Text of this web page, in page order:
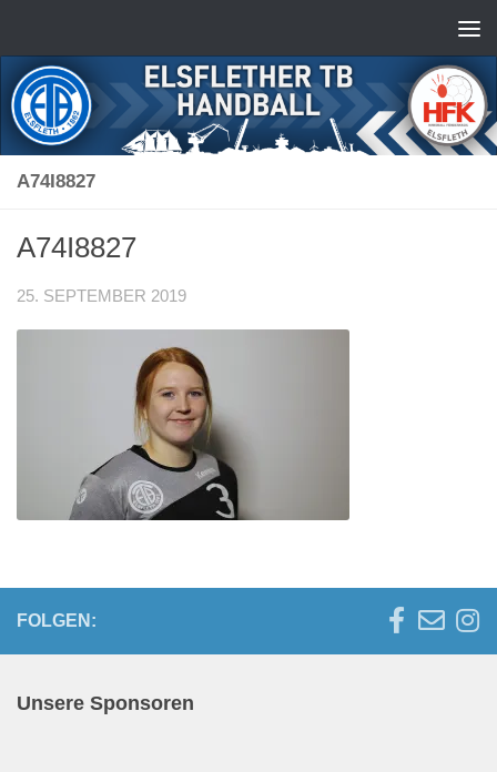
A74I8827
A74I8827
25. SEPTEMBER 2019
FOLGEN:
Unsere Sponsoren